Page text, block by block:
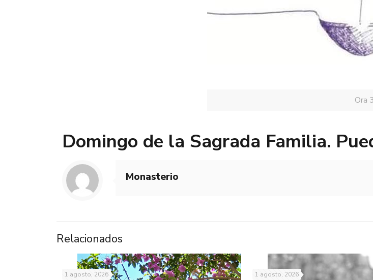
Ora
Domingo de la Sagrada Familia.
Monasterio
Relacionados
1 agosto, 2026 1 agosto, 2026